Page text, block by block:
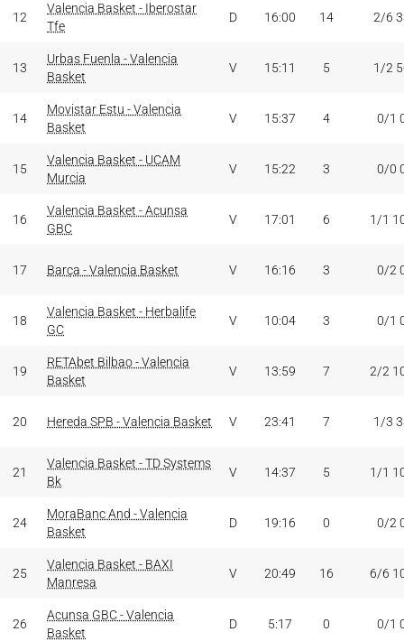
12
Valencia Basket - Iberostar
Tfe
D 16:00 14 2/6
13
Urbas Fuenla - Valencia
Basket
V 15:11 5 1/2
14
Movistar Estu - Valencia
Basket
V 15:37 4 0/1
15
Valencia Basket - UCAM
Murcia
V 15:22 3 0/0
16
Valencia Basket - Acunsa
GBC
V 17:01 6 1/1
17 Barça - Valencia Basket V 16:16 3 0/2
18
Valencia Basket - Herbalife
GC
V 10:04 3 0/1
19
RETAbet Bilbao - Valencia
Basket
V 13:59 7 2/2
20 Hereda SPB - Valencia Basket V 23:41 7 1/3
21
Valencia Basket - TD Systems
Bk
V 14:37 5 1/1
24
MoraBanc And - Valencia
Basket
D 19:16 0 0/2
25
Valencia Basket - BAXI
Manresa
V 20:49 16 6/6
26
Acunsa GBC - Valencia
Basket
D 5:17 0 0/1